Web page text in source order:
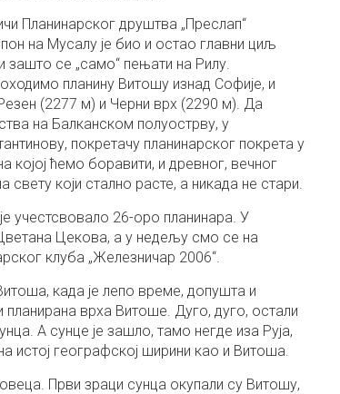
Планинарског друштва „Преслап“
на Мусалу је био и остао главни циљ
зашто се „само“ пењати на Рилу.
планину Витошу изнад Софије, и
(2277 м) и Черни врх (2290 м). Да
на Балканском полуострву, у
покретачу планинарског покрета у
којој ћемо боравити, и древног, вечног
који стално расте, а никада не стари.
учестсвовало 26-оро планинара. У
Цекова, а у недељу смо се на
клуба „Железничар 2006“.
када је лепо време, допушта и
врха Витоше. Дуго, дуго, остали
А сунце је зашло, тамо негде иза Руја,
истој географској ширини као и Витоша.
Први зраци сунца окупали су Витошу,